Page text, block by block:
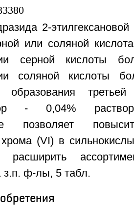
2-
или соляной
серной кислоты
соляной кислоты
образования
- 0,04% раствор
позволяет
(VI) в
з.п. ф-лы, 5 табл.